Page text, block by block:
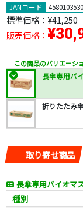
JANコード
標準価格： ¥41,250
販売価格：
この商品のバリエーシ
長傘専用バ
折りたたみ
取り寄せ商品
長傘専用バイオマ
種別